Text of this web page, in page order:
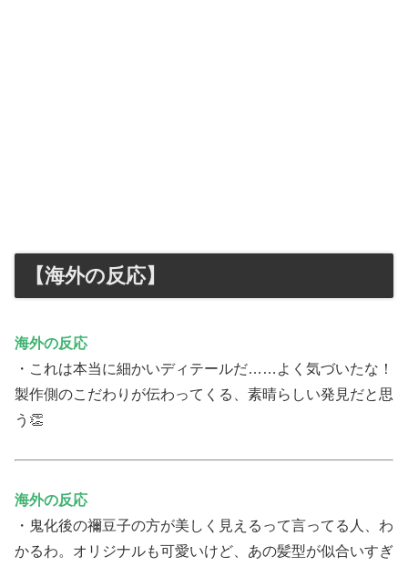
【海外の反応】
海外の反応
・これは本当に細かいディテールだ……よく気づいたな！
製作側のこだわりが伝わってくる、素晴らしい発見だと思
う👏
海外の反応
・鬼化後の禰豆子の方が美しく見えるって言ってる人、わ
かるわ。オリジナルも可愛いけど、あの髪型が似合いすぎ